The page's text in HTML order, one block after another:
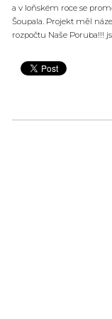
a v loňském roce se
Šoupala. Projekt měl
rozpočtu Naše Poruba!!!